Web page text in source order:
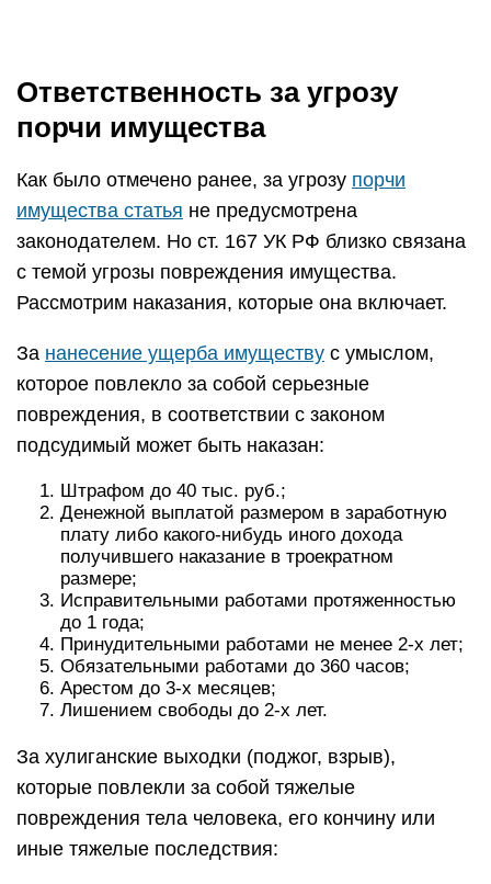
Ответственность за угрозу
порчи имущества
Как было отмечено ранее, за угрозу порчи
имущества статья не предусмотрена
законодателем. Но ст. 167 УК РФ близко связана
с темой угрозы повреждения имущества.
Рассмотрим наказания, которые она включает.
За нанесение ущерба имуществу с умыслом,
которое повлекло за собой серьезные
повреждения, в соответствии с законом
подсудимый может быть наказан:
Штрафом до 40 тыс. руб.;
Денежной выплатой размером в заработную
плату либо какого-нибудь иного дохода
получившего наказание в троекратном
размере;
Исправительными работами протяженностью
до 1 года;
Принудительными работами не менее 2-х лет;
Обязательными работами до 360 часов;
Арестом до 3-х месяцев;
Лишением свободы до 2-х лет.
За хулиганские выходки (поджог, взрыв),
которые повлекли за собой тяжелые
повреждения тела человека, его кончину или
иные тяжелые последствия: